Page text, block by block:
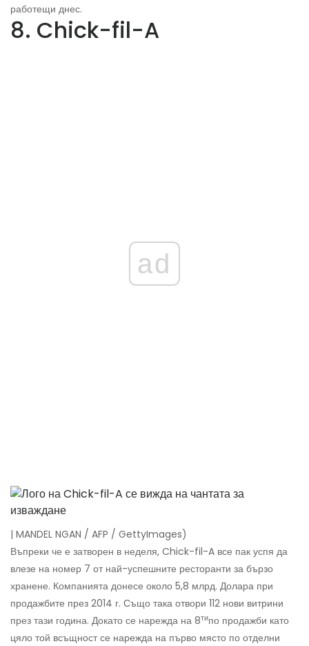
работещи днес.
8. Chick-fil-A
ad
| MANDEL NGAN / AFP / GettyImages)
Въпреки че е затворен в неделя, Chick-fil-A все пак успя да
влезе на номер 7 от най-успешните ресторанти за бързо
хранене. Компанията донесе около 5,8 млрд. Долара при
продажбите през 2014 г. Също така отвори 112 нови витрини
през тази година. Докато се нарежда на 8типо продажби като
цяло той всъщност се нарежда на първо място по отделни